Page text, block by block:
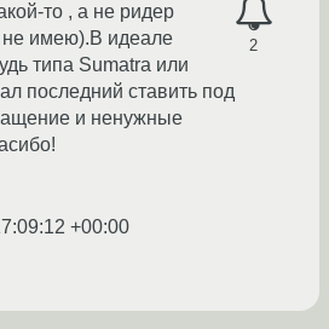
2
то , а не ридер
не имею).В идеале
типа Sumatra или
последний ставить под
и ненужные
+00:00